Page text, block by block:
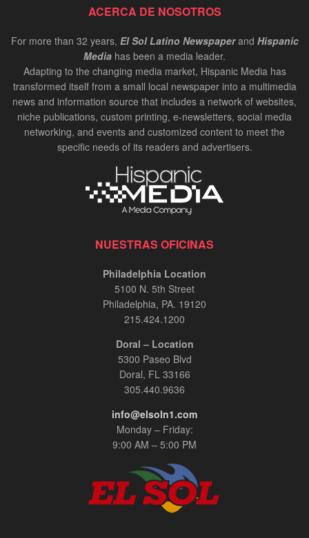
ACERCA DE NOSOTROS
For more than 32 years, El Sol Latino Newspaperand Hispanic
Media has been a media leader.
Adapting to the changing media market, Hispanic Media has
transformed itself from a small local newspaper into a multimedia
news and information source that includes a network of websites,
niche publications, custom printing, e-newsletters, social media
networking, and events and customized content to meet the
specific needs of its readers and advertisers.
NUESTRAS OFICINAS
Philadelphia Location
5100 N. 5th Street
Philadelphia, PA. 19120
215.424.1200
Doral – Location
5300 Paseo Blvd
Doral, FL 33166
305.440.9636
info@elsoln1.com
Monday – Friday:
9:00 AM – 5:00 PM